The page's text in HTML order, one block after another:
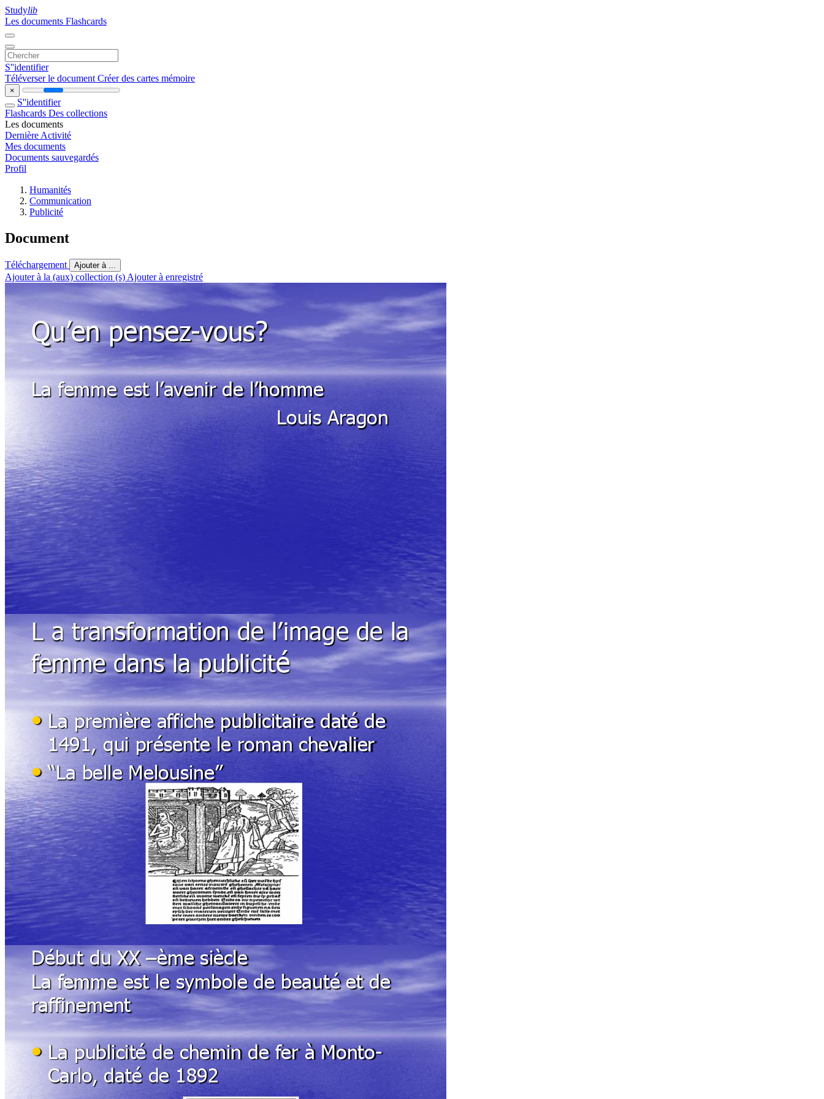
Studylib
Les documents Flashcards
S''identifier
Téléverser le document Créer des cartes mémoire
×
S''identifier
Flashcards Des collections
Les documents
Dernière Activité
Mes documents
Documents sauvegardés
Profil
Humanités
Communication
Publicité
Document
Téléchargement Ajouter à ...
Ajouter à la (aux) collection (s) Ajouter à enregistré
Qu’en pensez-vous?
La femme est l’avenir de l’homme
Louis Aragon
L a transformation de l’image de la
femme dans la publicité
• La première affiche publicitaire daté de
1491, qui présente le roman chevalier
•“La belle Melousine”
Début du XX –ème siècle
La femme est le symbole de beauté et de
raffinement
• La publicité de chemin de fer à Monto-
Carlo, daté de 1892